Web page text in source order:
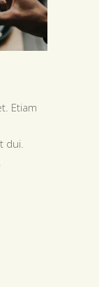
Etiam
dui.